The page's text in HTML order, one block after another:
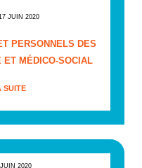
JUIN 2020
PERSONNELS DES
ET MÉDICO-SOCIAL
SUITE
2020